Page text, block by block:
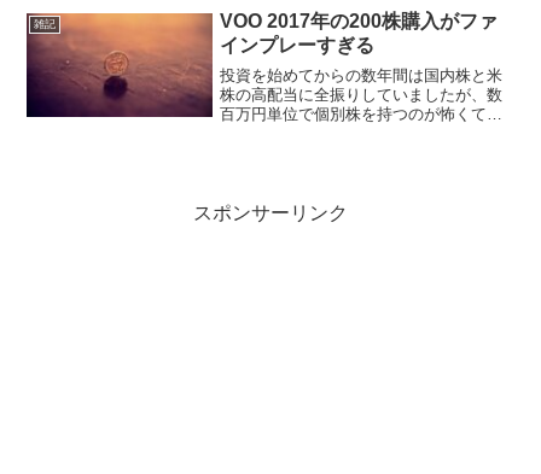
す。売らなきゃよか...
雑記
VOO 2017年の200株購入がファ
インプレーすぎる
投資を始めてからの数年間は国内株と米
株の高配当に全振りしていましたが、数
百万円単位で個別株を持つのが怖くて
スポンサーリンク